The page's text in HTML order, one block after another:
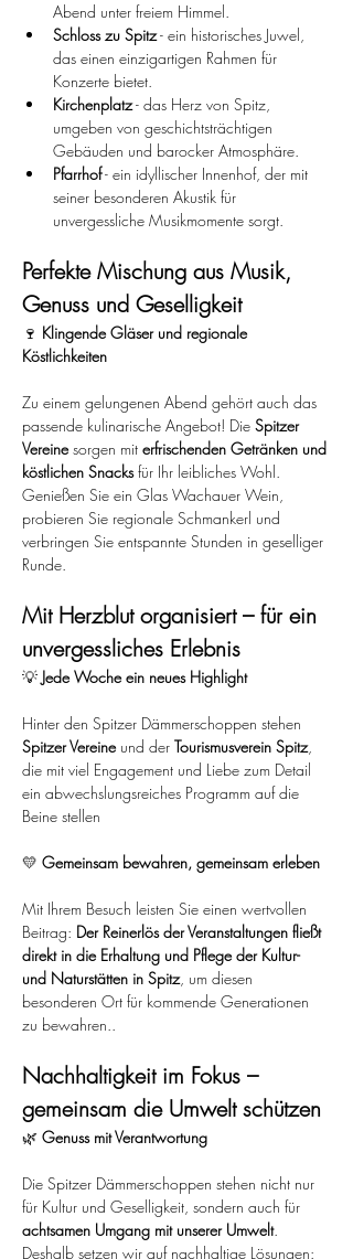
Abend unter freiem Himmel.
Schloss zu Spitz - ein historisches Juwel,
das einen einzigartigen Rahmen für
Konzerte bietet.
Kirchenplatz - das Herz von Spitz,
umgeben von geschichtsträchtigen
Gebäuden und barocker Atmosphäre.
Pfarrhof - ein idyllischer Innenhof, der mit
seiner besonderen Akustik für
unvergessliche Musikmomente sorgt.
Perfekte Mischung aus Musik,
Genuss und Geselligkeit
🍷 Klingende Gläser und regionale
Köstlichkeiten
Zu einem gelungenen Abend gehört auch das
passende kulinarische Angebot! Die Spitzer
Vereine sorgen mit erfrischenden Getränken und
köstlichen Snacks für Ihr leibliches Wohl.
Genießen Sie ein Glas Wachauer Wein,
probieren Sie regionale Schmankerl und
verbringen Sie entspannte Stunden in geselliger
Runde.
Mit Herzblut organisiert – für ein
unvergessliches Erlebnis
💡 Jede Woche ein neues Highlight
Hinter den Spitzer Dämmerschoppen stehen
Spitzer Vereine und der Tourismusverein Spitz,
die mit viel Engagement und Liebe zum Detail
ein abwechslungsreiches Programm auf die
Beine stellen
💛 Gemeinsam bewahren, gemeinsam erleben
Mit Ihrem Besuch leisten Sie einen wertvollen
Beitrag: Der Reinerlös der Veranstaltungen fließt
direkt in die Erhaltung und Pflege der Kultur-
und Naturstätten in Spitz, um diesen
besonderen Ort für kommende Generationen
zu bewahren..
Nachhaltigkeit im Fokus –
gemeinsam die Umwelt schützen
🌿 Genuss mit Verantwortung
Die Spitzer Dämmerschoppen stehen nicht nur
für Kultur und Geselligkeit, sondern auch für
achtsamen Umgang mit unserer Umwelt.
Deshalb setzen wir auf nachhaltige Lösungen: